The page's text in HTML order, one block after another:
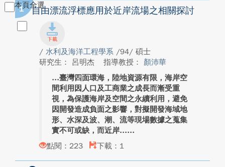
本頁全選
1 自由漂流浮標應用於近岸流場之相關探討
/ 水利及海洋工程學系 /94/ 碩士
研究生： 呂明杰
指導教授： 顏沛華
臺灣四面環海，陸地資源有限，海岸空
間利用因人口及工商業之成長而漸受重
視，為保護海岸及空間之永續利用，避免
因開發造成負面之影響，對擬開發海域地
形、水深及波、潮、流等現場數據之蒐集
實不可或缺，而近岸...
點閱：223
下載：1